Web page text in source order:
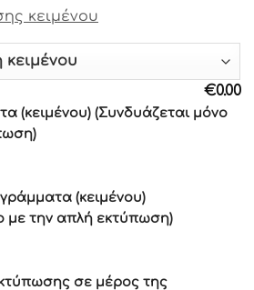
κειμένου
€0.00
(κειμένου) (Συνδυάζεται μόνο
(κειμένου)
με την απλή εκτύπωση)
σε μέρος της